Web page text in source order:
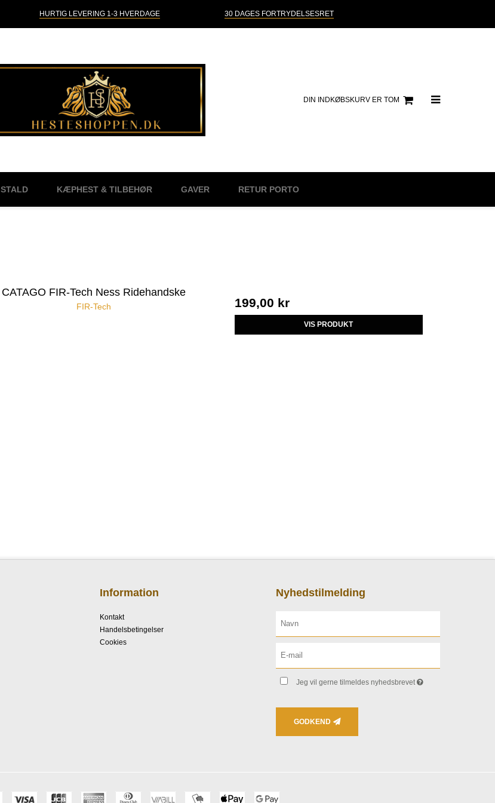
HURTIG LEVERING 1-3 HVERDAGE 30 DAGES FORTRYDELSESRET
DIN INDKØBSKURV ER TOM
STALD KÆPHEST & TILBEHØR GAVER RETUR PORTO
CATAGO FIR-Tech Ness Ridehandske
FIR-Tech 199,00 kr
VIS PRODUKT
Information
Kontakt
Handelsbetingelser
Cookies
Nyhedstilmelding
Jeg vil gerne tilmeldes nyhedsbrevet
GODKEND